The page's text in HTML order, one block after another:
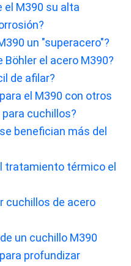
el M390 su alta
un "superacero"?
Böhler el acero M390?
de afilar?
el M390 con otros
cuchillos?
benefician más del
tratamiento térmico el
cuchillos de acero
un cuchillo M390
profundizar